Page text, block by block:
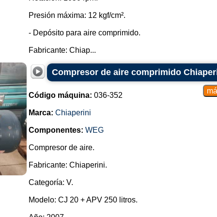
Presión máxima: 12 kgf/cm².
- Depósito para aire comprimido.
Fabricante: Chiap...
Compresor de aire comprimido
Código máquina: 036-352
Marca: Chiaperini
Componentes: WEG
Compresor de aire.
Fabricante: Chiaperini.
Categoría: V.
Modelo: CJ 20 + APV 250 litros.